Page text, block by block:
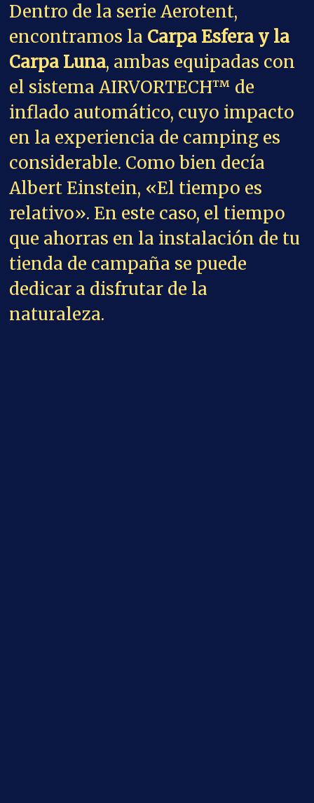
Dentro de la serie Aerotent,
encontramos la Carpa Esfera y la
Carpa Luna, ambas equipadas con
el sistema AIRVORTECH™ de
inflado automático, cuyo impacto
en la experiencia de camping es
considerable. Como bien decía
Albert Einstein, «El tiempo es
relativo». En este caso, el tiempo
que ahorras en la instalación de tu
tienda de campaña se puede
dedicar a disfrutar de la
naturaleza.